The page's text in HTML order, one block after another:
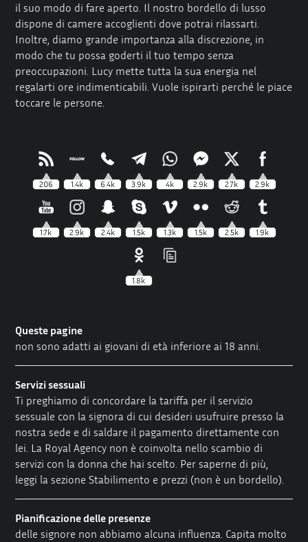
206 1.4k 6.4k 3.9k 4k 2.9k 2.7k 2.9k
1.7k 2.9k 2.4k 1.5k 1.3k 1.5k 2.5k 1.9k
1.8k
il suo modo di fare aperto. Il nostro bordello di lusso
dispone di camere accoglienti dove potrai rilassarti.
Inoltre, diamo grande importanza alla discrezione, in
modo che tu possa goderti il tuo tempo senza
preoccupazioni. Lucy mette tutta la sua energia nel
regalarti ore indimenticabili. Vuole ispirarti perché le piace
toccare le persone.
Queste pagine
non sono adatti ai giovani di età inferiore ai 18 anni.
Servizi sessuali
Ti preghiamo di concordare la tariffa per il servizio
sessuale con la signora di cui desideri usufruire presso la
nostra sede e di saldare il pagamento direttamente con
lei. La Royal Agency non è coinvolta nello scambio di
servizi con la donna che hai scelto. Per saperne di più,
leggi la sezioneStabilimento e prezzi (non è un bordello).
Pianificazione delle presenze
delle signore non abbiamo alcuna influenza. Capita molto